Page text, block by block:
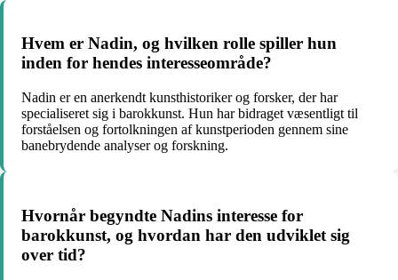
Hvem er Nadin, og hvilken rolle spiller hun
inden for hendes interesseområde?
Nadin er en anerkendt kunsthistoriker og forsker, der har
specialiseret sig i barokkunst. Hun har bidraget væsentligt til
forståelsen og fortolkningen af kunstperioden gennem sine
banebrydende analyser og forskning.
Hvornår begyndte Nadins interesse for
barokkunst, og hvordan har den udviklet sig
over tid?